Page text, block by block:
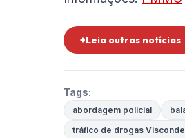
+Leia outras notícias
Tags:
abordagem policial
tráfico de drogas